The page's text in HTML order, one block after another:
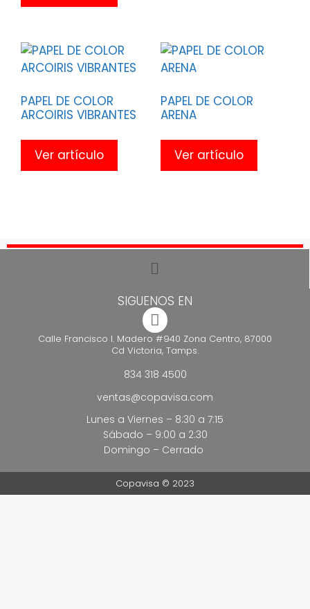
PAPEL DE COLOR
ARCOIRIS VIBRANTES
Ver artículo
PAPEL DE COLOR
ARENA
Ver artículo
SIGUENOS EN
Calle Francisco I. Madero #940 Zona Centro, 87000
Cd Victoria, Tamps.
834 318 4500
ventas@copavisa.com
Lunes a Viernes – 8:30 a 7:15
Sábado – 9:00 a 2:30
Domingo – Cerrado
Copavisa © 2023